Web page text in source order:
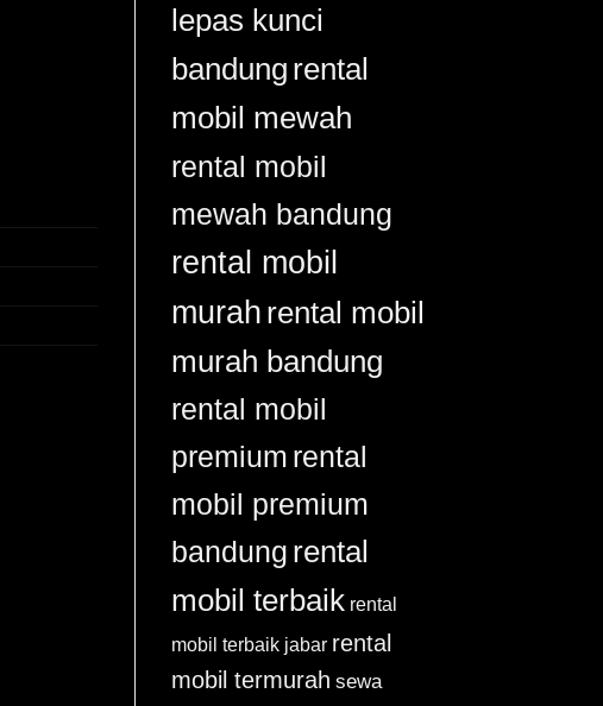
lepas kunci
bandung rental
mobil mewah
rental mobil
mewah bandung
rental mobil
murah rental mobil
murah bandung
rental mobil
premium rental
mobil premium
bandung rental
mobil terbaik rental
mobil terbaik jabar rental
mobil termurah sewa